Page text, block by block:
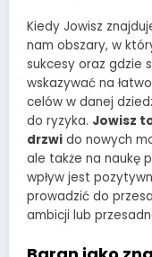
Kiedy Jowisz
nam obszary, w
sukcesy oraz gdzie
wskazywać na
celów w danej
do ryzyka. Jowisz
drzwi do nowych
ale także na naukę
wpływ jest
prowadzić do
ambicji lub